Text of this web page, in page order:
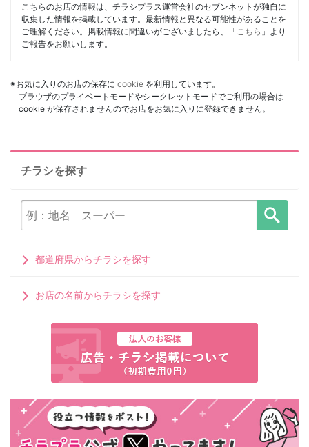
こちらのお店の情報は、チラシプラス運営会社のセブンネットが独自に
収集した情報を掲載しています。最新情報と異なる可能性があることを
ご理解ください。掲載情報に間違いがございましたら、「 こちら 」より
ご報告をお願いします。
※お気に入りのお店の保存に cookie を利用しています。
ブラウザのプライベートモードやシークレットモードでご利用の場合は
cookie が保存されませんのでお店をお気に入りに登録できません。
チラシを探す
都道府県からチラシを探す
お店の名前からチラシを探す